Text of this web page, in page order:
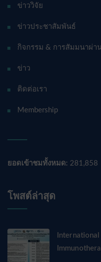
ข่าววิจัย
ข่าวประชาสัมพันธ์
กิจกรรม & การสัมมนาผ่า
ข่าว
ติดต่อเรา
Membership
ยอดเข้าชมทั้งหมด: 281,858
โพสต์ล่าสุด